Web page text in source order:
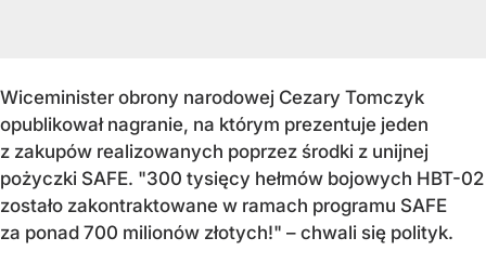
Wiceminister obrony narodowej Cezary Tomczyk
opublikował nagranie, na którym prezentuje jeden
z zakupów realizowanych poprzez środki z unijnej
pożyczki SAFE. "300 tysięcy hełmów bojowych HBT-02
zostało zakontraktowane w ramach programu SAFE
za ponad 700 milionów złotych!" – chwali się polityk.